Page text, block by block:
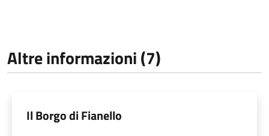
Altre informazioni (7)
Il Borgo di Fianello